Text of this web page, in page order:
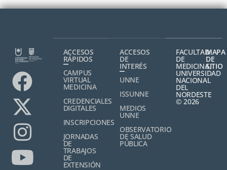
ACCESOS
RÁPIDOS
CAMPUS
VIRTUAL
MEDICINA
CREDENCIALES
DIGITALES
INSCRIPCIONES
JORNADAS
DE
TRABAJOS
DE
EXTENSIÓN
ACCESOS
DE
INTERÉS
UNNE
ISSUNNE
MEDIOS
UNNE
OBSERVATORIO
DE SALUD
PÚBLICA
FACULTAD
DE
MEDICINA,
UNIVERSIDAD
NACIONAL
DEL
NORDESTE
© 2026
MAPA
DE
SITIO